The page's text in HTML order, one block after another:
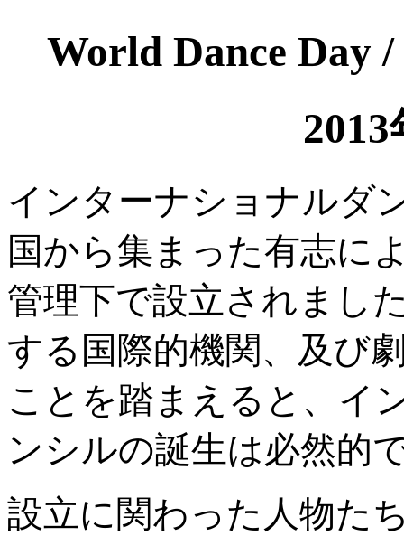
World Dance Day
インターナショナルダ
国から集まった有志に
管理下で設立されまし
する国際的機関、及び
ことを踏まえると、イ
ンシルの誕生は必然的
設立に関わった人物た